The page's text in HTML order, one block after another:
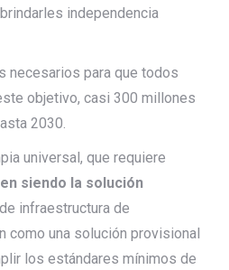
independencia
necesarios para que todos
objetivo, casi 300 millones
2030.
universal, que requiere
siendo la solución
infraestructura de
como una solución provisional
los estándares mínimos de